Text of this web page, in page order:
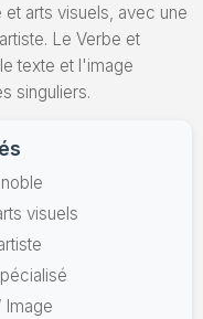
arts visuels, avec une
Le Verbe et
texte et l'image
singuliers.
visuels
Image